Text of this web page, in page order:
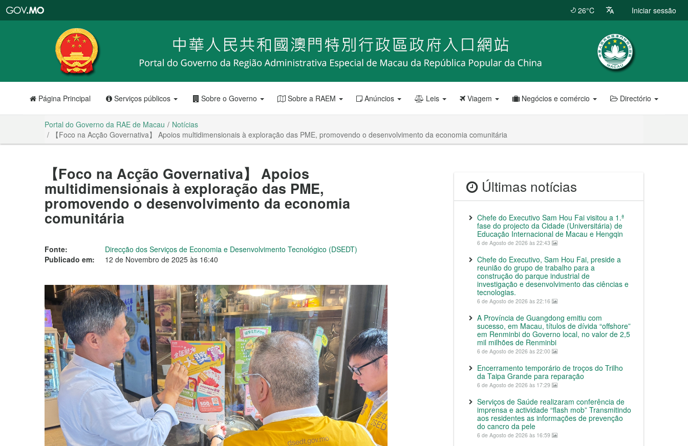
RAE
de
Macau
26°C Iniciar sessão
Página Principal Serviços públicos Sobre o Governo Sobre a RAEM Anúncios Leis Viagem Negócios e comércio Directório
Portal do Governo da RAE de Macau
Notícias
【Foco na Acção Governativa】 Apoios multidimensionais à exploração das PME, promovendo o desenvolvimento da economia comunitária
【Foco na Acção Governativa】 Apoios
multidimensionais à exploração das PME,
promovendo o desenvolvimento da economia
comunitária
Fonte:
Direcção dos Serviços de Economia e Desenvolvimento Tecnológico (DSEDT)
Publicado em:
12 de Novembro de 2025 às 16:40
Últimas notícias
Chefe do Executivo Sam Hou Fai visitou a 1.ª
fase do projecto da Cidade (Universitária) de
Educação Internacional de Macau e Hengqin
6 de Agosto de 2026 às 22:43
Chefe do Executivo, Sam Hou Fai, preside a
reunião do grupo de trabalho para a
construção do parque industrial de
investigação e desenvolvimento das ciências e
tecnologias.
6 de Agosto de 2026 às 22:16
A Província de Guangdong emitiu com
sucesso, em Macau, títulos de dívida “offshore”
em Renminbi do Governo local, no valor de 2,5
mil milhões de Renminbi
6 de Agosto de 2026 às 22:00
Encerramento temporário de troços do Trilho
da Taipa Grande para reparação
6 de Agosto de 2026 às 17:29
Serviços de Saúde realizaram conferência de
imprensa e actividade “flash mob” Transmitindo
aos residentes as informações de prevenção
do cancro da pele
6 de Agosto de 2026 às 16:59